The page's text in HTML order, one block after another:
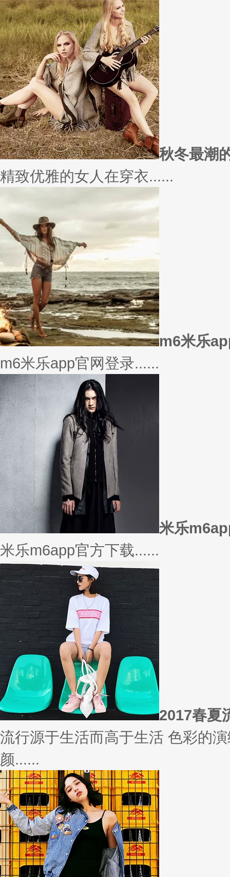
因为经常迁就他人，所以不断委
实......
美丽的衣服对于穿衣打扮的重要
或......
相信
你有什么事情是曾经深信不疑，
变......